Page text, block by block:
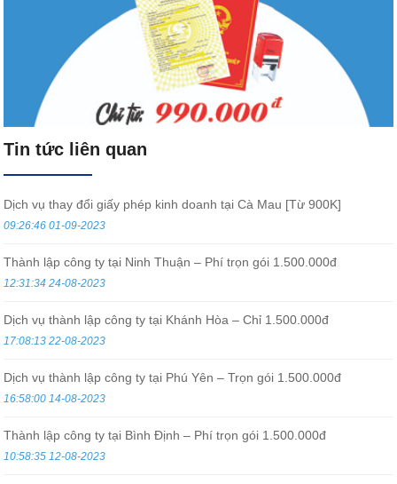
Tin tức liên quan
Dịch vụ thay đổi giấy phép kinh doanh tại Cà Mau [Từ 900K]
09:26:46 01-09-2023
Thành lập công ty tại Ninh Thuận – Phí trọn gói 1.500.000đ
12:31:34 24-08-2023
Dịch vụ thành lập công ty tại Khánh Hòa – Chỉ 1.500.000đ
17:08:13 22-08-2023
Dịch vụ thành lập công ty tại Phú Yên – Trọn gói 1.500.000đ
16:58:00 14-08-2023
Thành lập công ty tại Bình Định – Phí trọn gói 1.500.000đ
10:58:35 12-08-2023